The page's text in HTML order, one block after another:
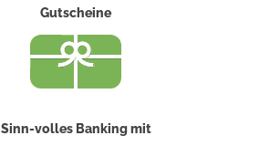
Gutscheine
Sinn-volles Banking mit